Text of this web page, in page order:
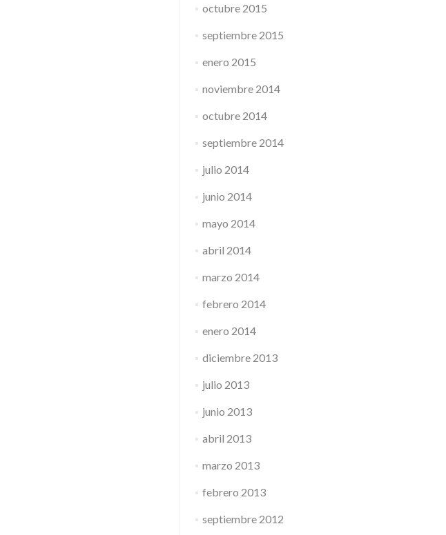
octubre 2015
septiembre 2015
enero 2015
noviembre 2014
octubre 2014
septiembre 2014
julio 2014
junio 2014
mayo 2014
abril 2014
marzo 2014
febrero 2014
enero 2014
diciembre 2013
julio 2013
junio 2013
abril 2013
marzo 2013
febrero 2013
septiembre 2012